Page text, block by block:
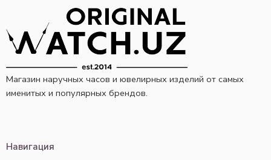
Магазин наручных часов и ювелирных изделий от самых
именитых и популярных брендов.
Навигация